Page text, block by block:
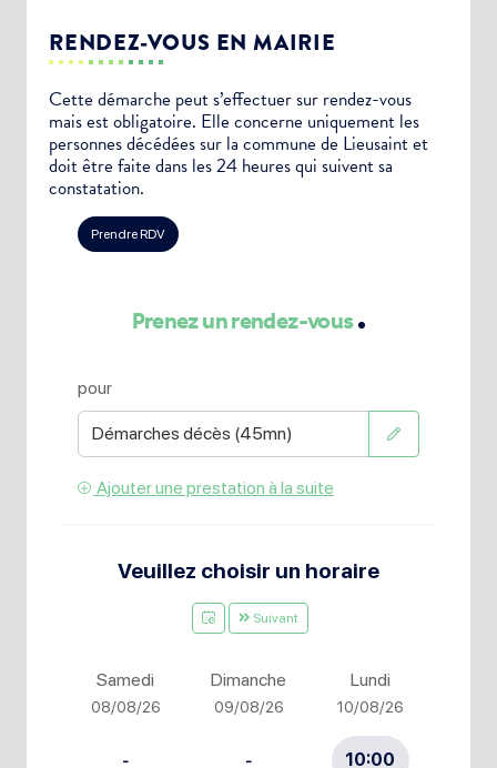
RENDEZ-VOUS EN MAIRIE
Cette démarche peut s’effectuer sur rendez-vous
mais est obligatoire. Elle concerne uniquement les
personnes décédées sur la commune de Lieusaint et
doit être faite dans les 24 heures qui suivent sa
constatation.